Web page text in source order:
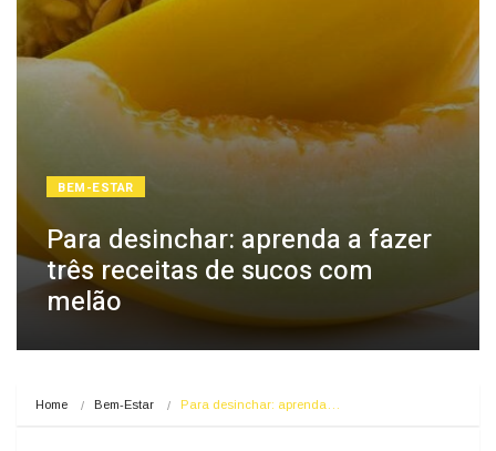
BEM-ESTAR
Para desinchar: aprenda a fazer
três receitas de sucos com
melão
Home Bem-Estar Para desinchar: aprenda…